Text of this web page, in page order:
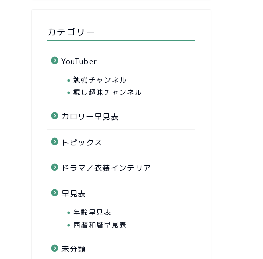
カテゴリー
YouTuber
勉強チャンネル
癒し趣味チャンネル
カロリー早見表
トピックス
ドラマ／衣装インテリア
早見表
年齢早見表
西暦和暦早見表
未分類